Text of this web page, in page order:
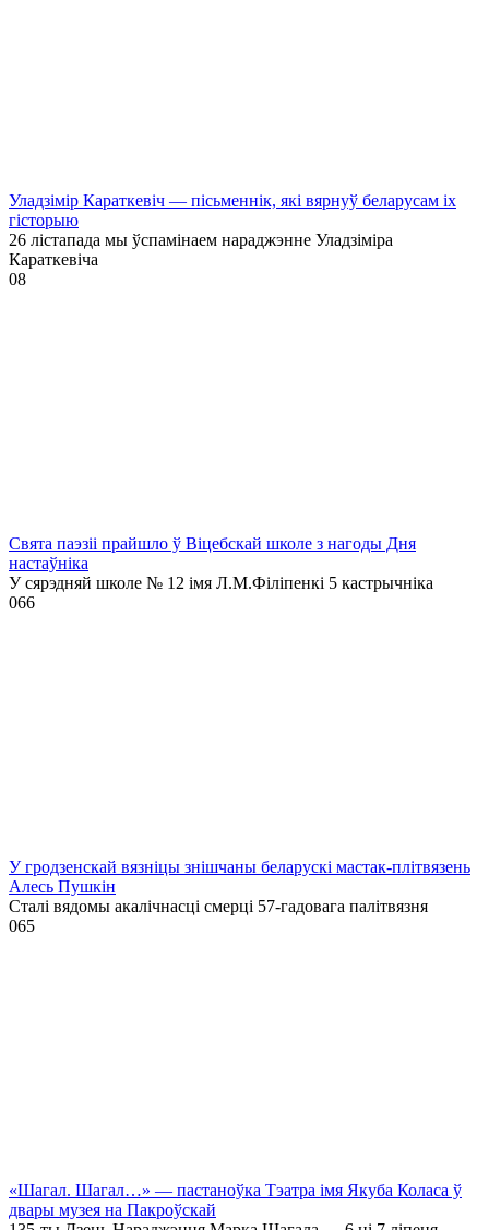
Уладзімір Караткевіч — пісьменнік, які вярнуў беларусам іх
гісторыю
26 лістапада мы ўспамінаем нараджэнне Уладзіміра
Караткевіча
08
Свята паэзіі прайшло ў Віцебскай школе з нагоды Дня
настаўніка
У сярэдняй школе № 12 імя Л.М.Філіпенкі 5 кастрычніка
066
У гродзенскай вязніцы знішчаны беларускі мастак-плітвязень
Алесь Пушкін
Сталі вядомы акалічнасці смерці 57-гадовага палітвязня
065
«Шагал. Шагал…» — пастаноўка Тэатра імя Якуба Коласа ў
двары музея на Пакроўскай